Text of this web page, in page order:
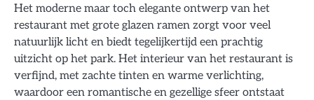
Het moderne maar toch elegante ontwerp van het
restaurant met grote glazen ramen zorgt voor veel
natuurlijk licht en biedt tegelijkertijd een prachtig
uitzicht op het park. Het interieur van het restaurant is
verfijnd, met zachte tinten en warme verlichting,
waardoor een romantische en gezellige sfeer ontstaat